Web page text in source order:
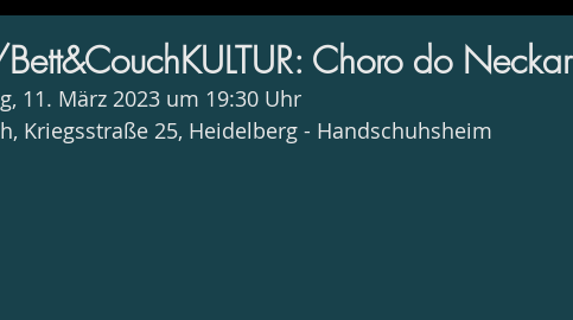
Choro do Neckar
11. März 2023 um 19:30 Uhr
Kriegsstraße 25, Heidelberg - Handschuhsheim